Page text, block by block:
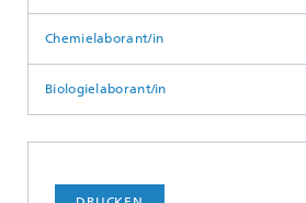
Chemielaborant/in
Biologielaborant/in